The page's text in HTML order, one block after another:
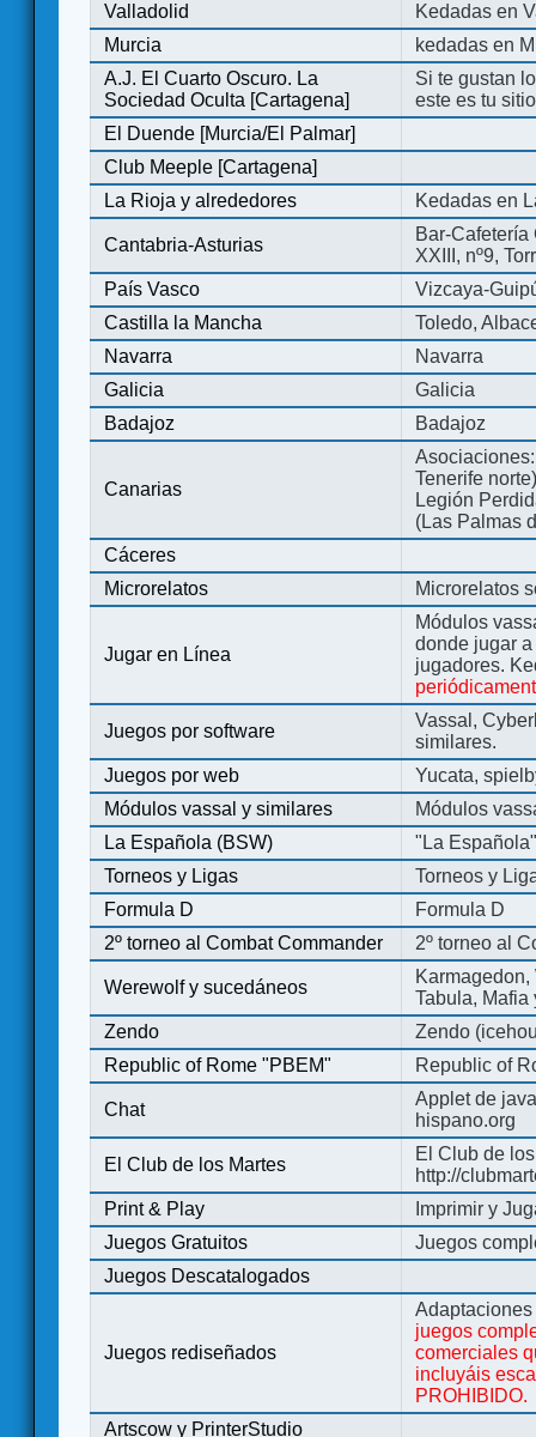
Valladolid
Kedadas en
Murcia
kedadas en
A.J. El Cuarto Oscuro. La
Sociedad Oculta [Cartagena]
Si te gustan
este es tu
El Duende [Murcia/El Palmar]
Club Meeple [Cartagena]
La Rioja y alrededores
Kedadas en
Cantabria-Asturias
Bar-
XXIII, nº9,
País Vasco
Vizcaya-
Castilla la Mancha
Toledo,
Navarra
Navarra
Galicia
Galicia
Badajoz
Badajoz
Canarias
Tenerife
Legión
(Las Palmas
Cáceres
Microrelatos
Microrelatos
Jugar en Línea
Módulos
donde jugar
jugadores.
Juegos por software
Vassal,
similares.
Juegos por web
Yucata,
Módulos vassal y similares
Módulos
La Española (BSW)
"La
Torneos y Ligas
Torneos y
Formula D
Formula D
2º torneo al Combat Commander
2º torneo al
Werewolf y sucedáneos
Tabula, Mafia
Zendo
Zendo
Republic of Rome "PBEM"
Republic of
Chat
Applet de
hispano.org
El Club de los Martes
El Club de
http://
Print & Play
Imprimir y
Juegos Gratuitos
Juegos
Juegos Descatalogados
Juegos rediseñados
juegos
comerciales
incluyáis
PROHIBIDO.
Artscow y PrinterStudio